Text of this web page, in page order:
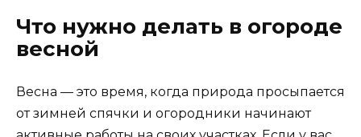
Что нужно делать в огороде
весной
Весна — это время, когда природа просыпается
от зимней спячки и огородники начинают